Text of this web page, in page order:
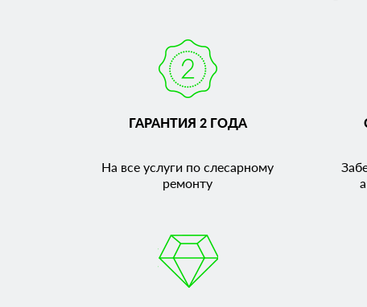
ГАРАНТИЯ 2 ГОДА
На все услуги по слесарному
ремонту